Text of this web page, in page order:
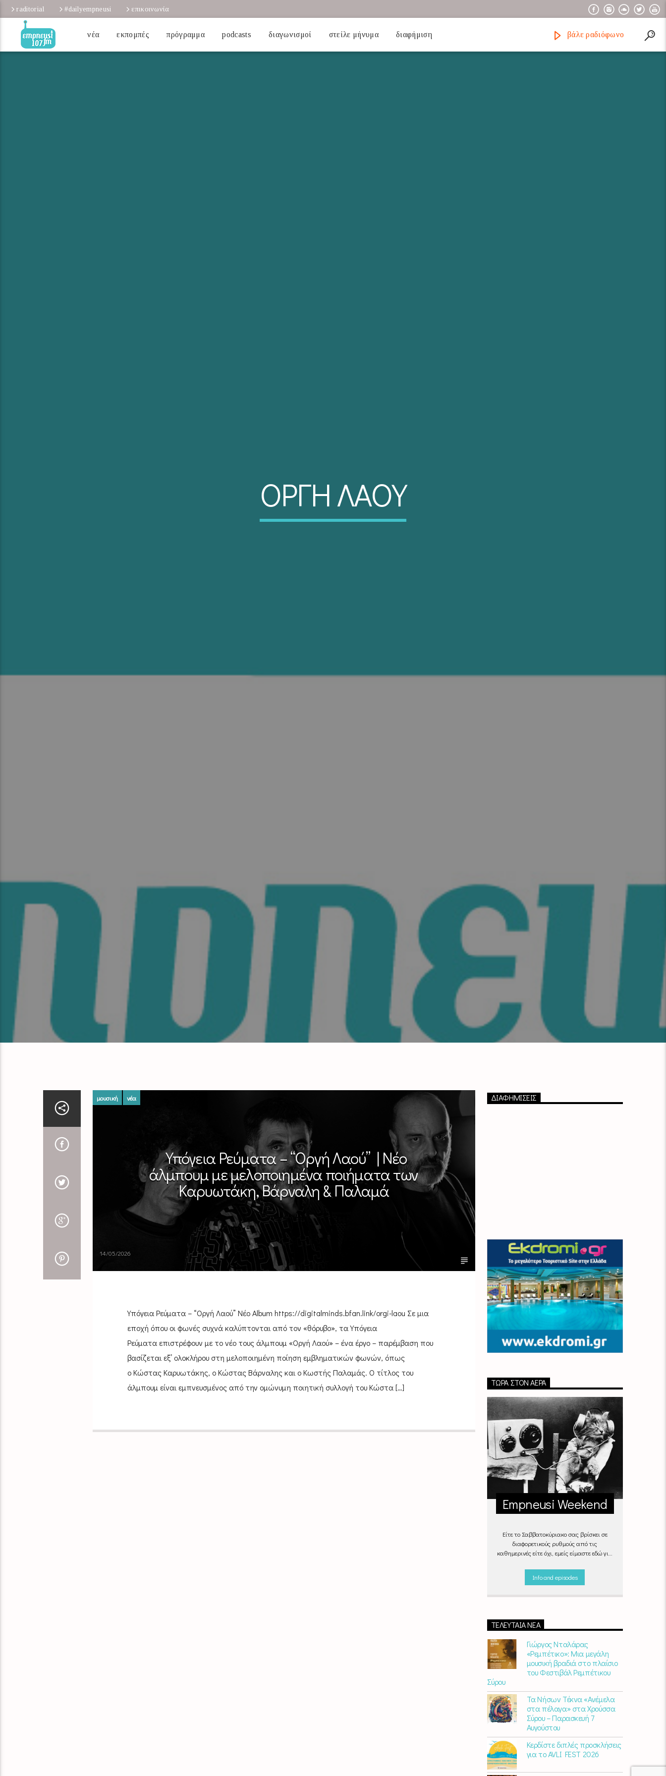
raditorial #dailyempneusi επικοινωνία
νέα εκπομπές πρόγραμμα podcasts διαγωνισμοί στείλε μήνυμα διαφήμιση βάλε ραδιόφωνο
ΟΡΓΗ ΛΑΟΥ
μουσική νέα
Υπόγεια Ρεύματα – “Οργή Λαού” | Νέο
άλμπουμ με μελοποιημένα ποιήματα των
Καρυωτάκη, Βάρναλη & Παλαμά
14/05/2026
Υπόγεια Ρεύματα – “Οργή Λαού” Νέο Album https://digitalminds.bfan.link/orgi-laou Σε μια
εποχή όπου οι φωνές συχνά καλύπτονται από τον «θόρυβο», τα Υπόγεια
Ρεύματα επιστρέφουν με το νέο τους άλμπουμ «Οργή Λαού» – ένα έργο – παρέμβαση που
βασίζεται εξ’ ολοκλήρου στη μελοποιημένη ποίηση εμβληματικών φωνών, όπως
ο Κώστας Καρυωτάκης, ο Κώστας Βάρναλης και ο Κωστής Παλαμάς. Ο τίτλος του
άλμπουμ είναι εμπνευσμένος από την ομώνυμη ποιητική συλλογή του Κώστα […]
ΔΙΑΦΗΜΙΣΕΙΣ
ΤΏΡΑ ΣΤΟΝ ΑΈΡΑ
Empneusi Weekend
Είτε το Σαββατοκύριακο σας βρίσκει σε
διαφορετικούς ρυθμούς από τις
καθημερινές είτε όχι, εμείς είμαστε εδώ για
μέρες της εβδομάδας, δημιουργώντας μία
μελωδική συνήθεια για ό,τι κι αν κάνετε.
Info and episodes
ΤΕΛΕΥΤΑΊΑ ΝΈΑ
Γιώργος Νταλάρας
«Ρεμπέτικο»: Μια μεγάλη
μουσική βραδιά στο πλαίσιο
του Φεστιβάλ Ρεμπέτικου
Σύρου
Τα Νήσων Τέκνα «Ανέμελα
στα πέλαγα» στα Χρούσσα
Σύρου – Παρασκευή 7
Αυγούστου
Κερδίστε διπλές προσκλήσεις
για το AVLI FEST 2026